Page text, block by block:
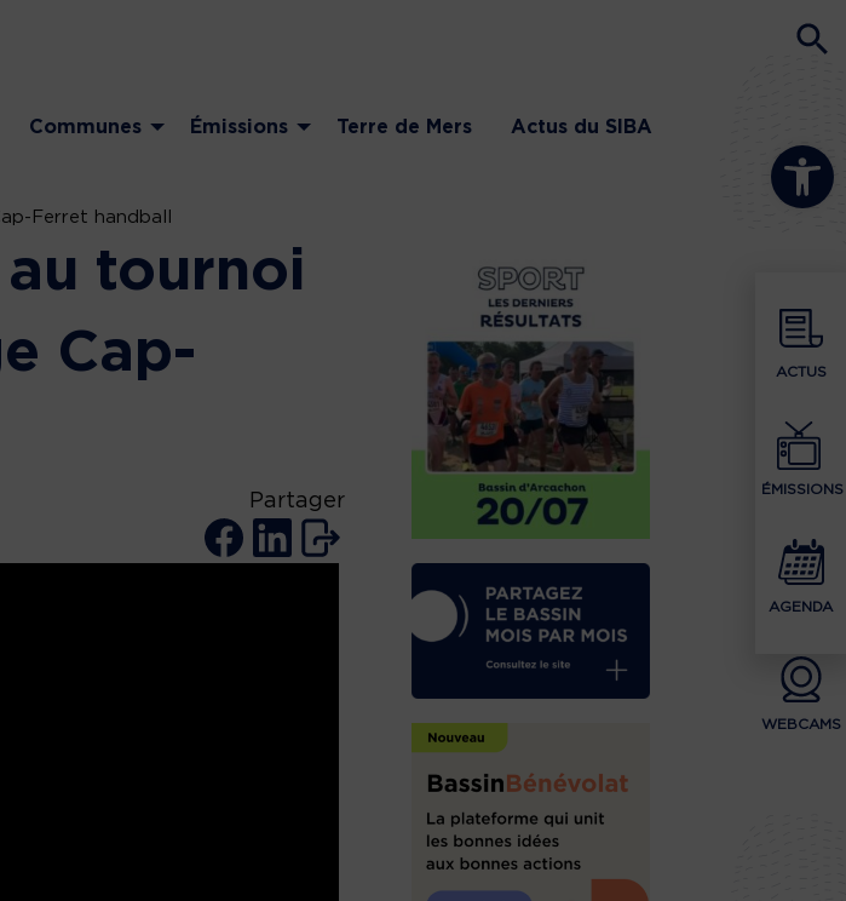
Ouvrir la
ACTUS
ÉMISSIONS
AGENDA
WEBCAMS
Communes Émissions Terre de Mers Actus du SIBA
Ferret handball
tournoi
Cap-
Partager